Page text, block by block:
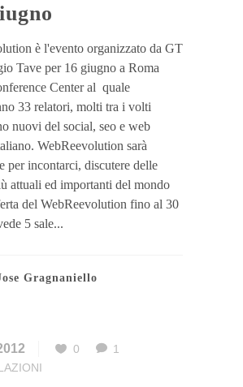
è l'evento organizzato da GT
Tave per 16 giugno a Roma
Center al quale
33 relatori, molti tra i volti
nuovi del social, seo e web
WebReevolution sarà
per incontarci, discutere delle
attuali ed importanti del mondo
del WebReevolution fino al 30
5 sale...
Gragnaniello
0
1